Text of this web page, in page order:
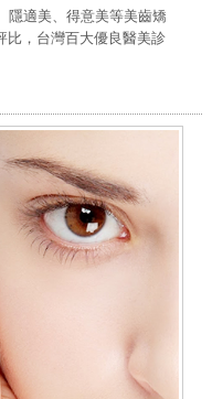
隱適美、得意美等美齒矯
比，台灣百大優良醫美診